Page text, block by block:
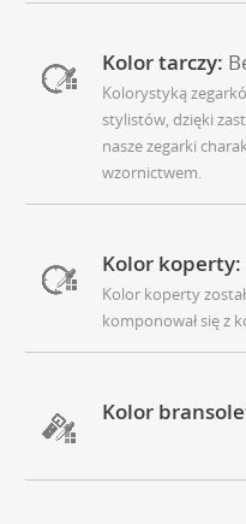
Kolor tarczy:
Kolorystyką
stylistów, dzięki
nasze zegarki
wzornictwem.
Kolor koperty:
Kolor koperty
komponował się z
Kolor